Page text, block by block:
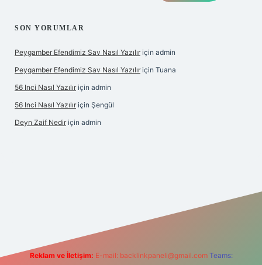
SON YORUMLAR
Peygamber Efendimiz Sav Nasıl Yazılır için admin
Peygamber Efendimiz Sav Nasıl Yazılır için Tuana
56 Inci Nasıl Yazılır için admin
56 Inci Nasıl Yazılır için Şengül
Deyn Zaif Nedir için admin
Reklam ve İletişim: E-mail: backlinkpaneli@gmail.com Teams: